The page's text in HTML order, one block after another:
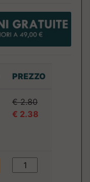
PREZZO
€ 2.80
€ 2.38